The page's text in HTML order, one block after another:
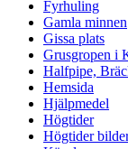
Fyrhuling
Gamla minnen
Gissa plats
Grusgropen i
Halfpipe,
Hemsida
Hjälpmedel
Högtider
Högtider